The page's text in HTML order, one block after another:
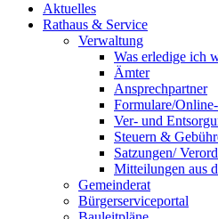
Aktuelles
Rathaus & Service
Verwaltung
Was erledige ich
Ämter
Ansprechpartner
Formulare/
Ver- und
Steuern &
Satzungen/
Mitteilungen aus
Gemeinderat
Bürgerserviceportal